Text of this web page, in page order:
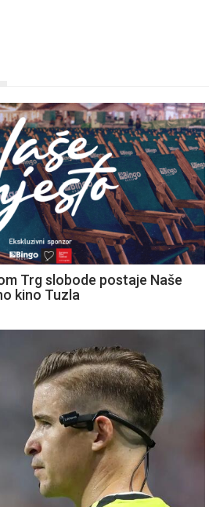
Trg slobode postaje Naše
kino Tuzla